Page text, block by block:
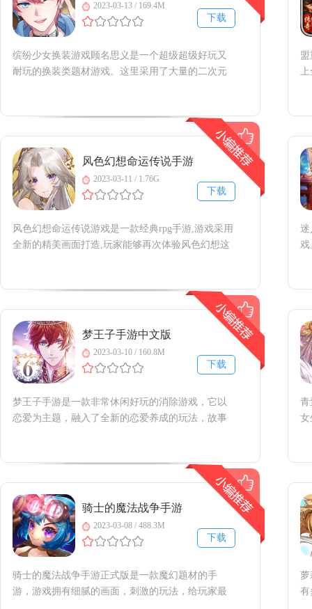
2023-03-13 / 169.4M
下载
缤纷少女换装游戏顾名思义是一个超级超级好玩又
耐玩的换装类题材游戏。这里采用了大量的二次元
意搭配，想怎么设计都可以，而且不仅仅是换装，
还能与之互动，恋爱养成哦，
可
让
风色幻想命运传说手游
官方版
2023-03-11 / 1.76G
下载
风色幻想命运传说游戏是一款经典rpg手游,游戏采用
全新的精美画面打造,玩家能够再次体验风色幻想这
运传说官方介绍风色幻想命运传说是一个魔幻类型
的冒险rpg游戏,玩家可
迷
迷
有
梦王子手游中文版
2023-03-10 / 160.8M
下载
梦王子手游是一款非常休闲好玩的消除游戏，它以
恋爱为主题，融入了全新的恋爱养成的玩法，故事
吧！梦王子官网版简介它是休闲益智类的手机游
戏，主要以回合制战斗方式展现给
青
女
玩
放
骑士的魔法战争手游
2023-03-08 / 488.3M
下载
骑士的魔法战争手游正式版是一款魔幻题材的手
游，游戏拥有细腻的画面，刺激的玩法，给玩家最
萝
有